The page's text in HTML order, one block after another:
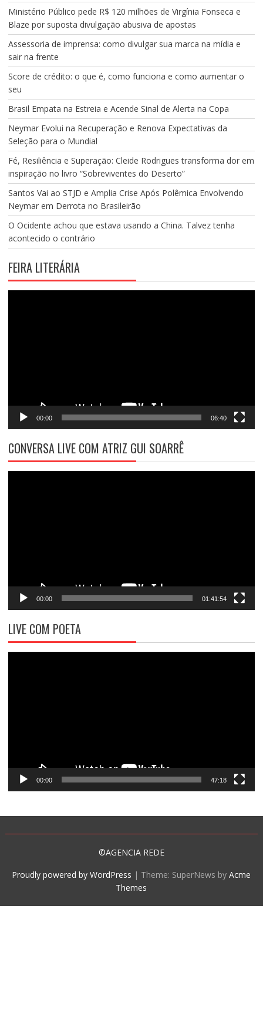
Ministério Público pede R$ 120 milhões de Virgínia Fonseca e
Blaze por suposta divulgação abusiva de apostas
Assessoria de imprensa: como divulgar sua marca na mídia e
sair na frente
Score de crédito: o que é, como funciona e como aumentar o
seu
Brasil Empata na Estreia e Acende Sinal de Alerta na Copa
Neymar Evolui na Recuperação e Renova Expectativas da
Seleção para o Mundial
Fé, Resiliência e Superação: Cleide Rodrigues transforma dor em
inspiração no livro “Sobreviventes do Deserto”
Santos Vai ao STJD e Amplia Crise Após Polêmica Envolvendo
Neymar em Derrota no Brasileirão
O Ocidente achou que estava usando a China. Talvez tenha
acontecido o contrário
FEIRA LITERÁRIA
00:00 06:40
CONVERSA LIVE COM ATRIZ GUI SOARRÊ
00:00 01:41:54
LIVE COM POETA
00:00 47:18
©AGENCIA REDE
Proudly powered by WordPress | Theme: SuperNews byAcme
Themes